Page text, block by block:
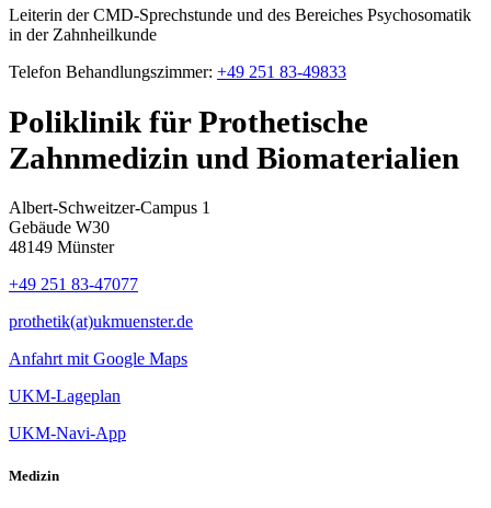
Leiterin der CMD-Sprechstunde und des Bereiches Psychosomatik
in der Zahnheilkunde
Telefon Behandlungszimmer: +49 251 83-49833
Poliklinik für Prothetische
Zahnmedizin und Biomaterialien
Albert-Schweitzer-Campus 1
Gebäude W30
48149 Münster
+49 251 83-47077
prothetik(at)ukmuenster.de
Anfahrt mit Google Maps
UKM-Lageplan
UKM-Navi-App
Medizin